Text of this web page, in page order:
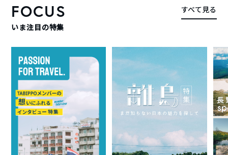
FOCUS
いま注目の特集
すべて見る